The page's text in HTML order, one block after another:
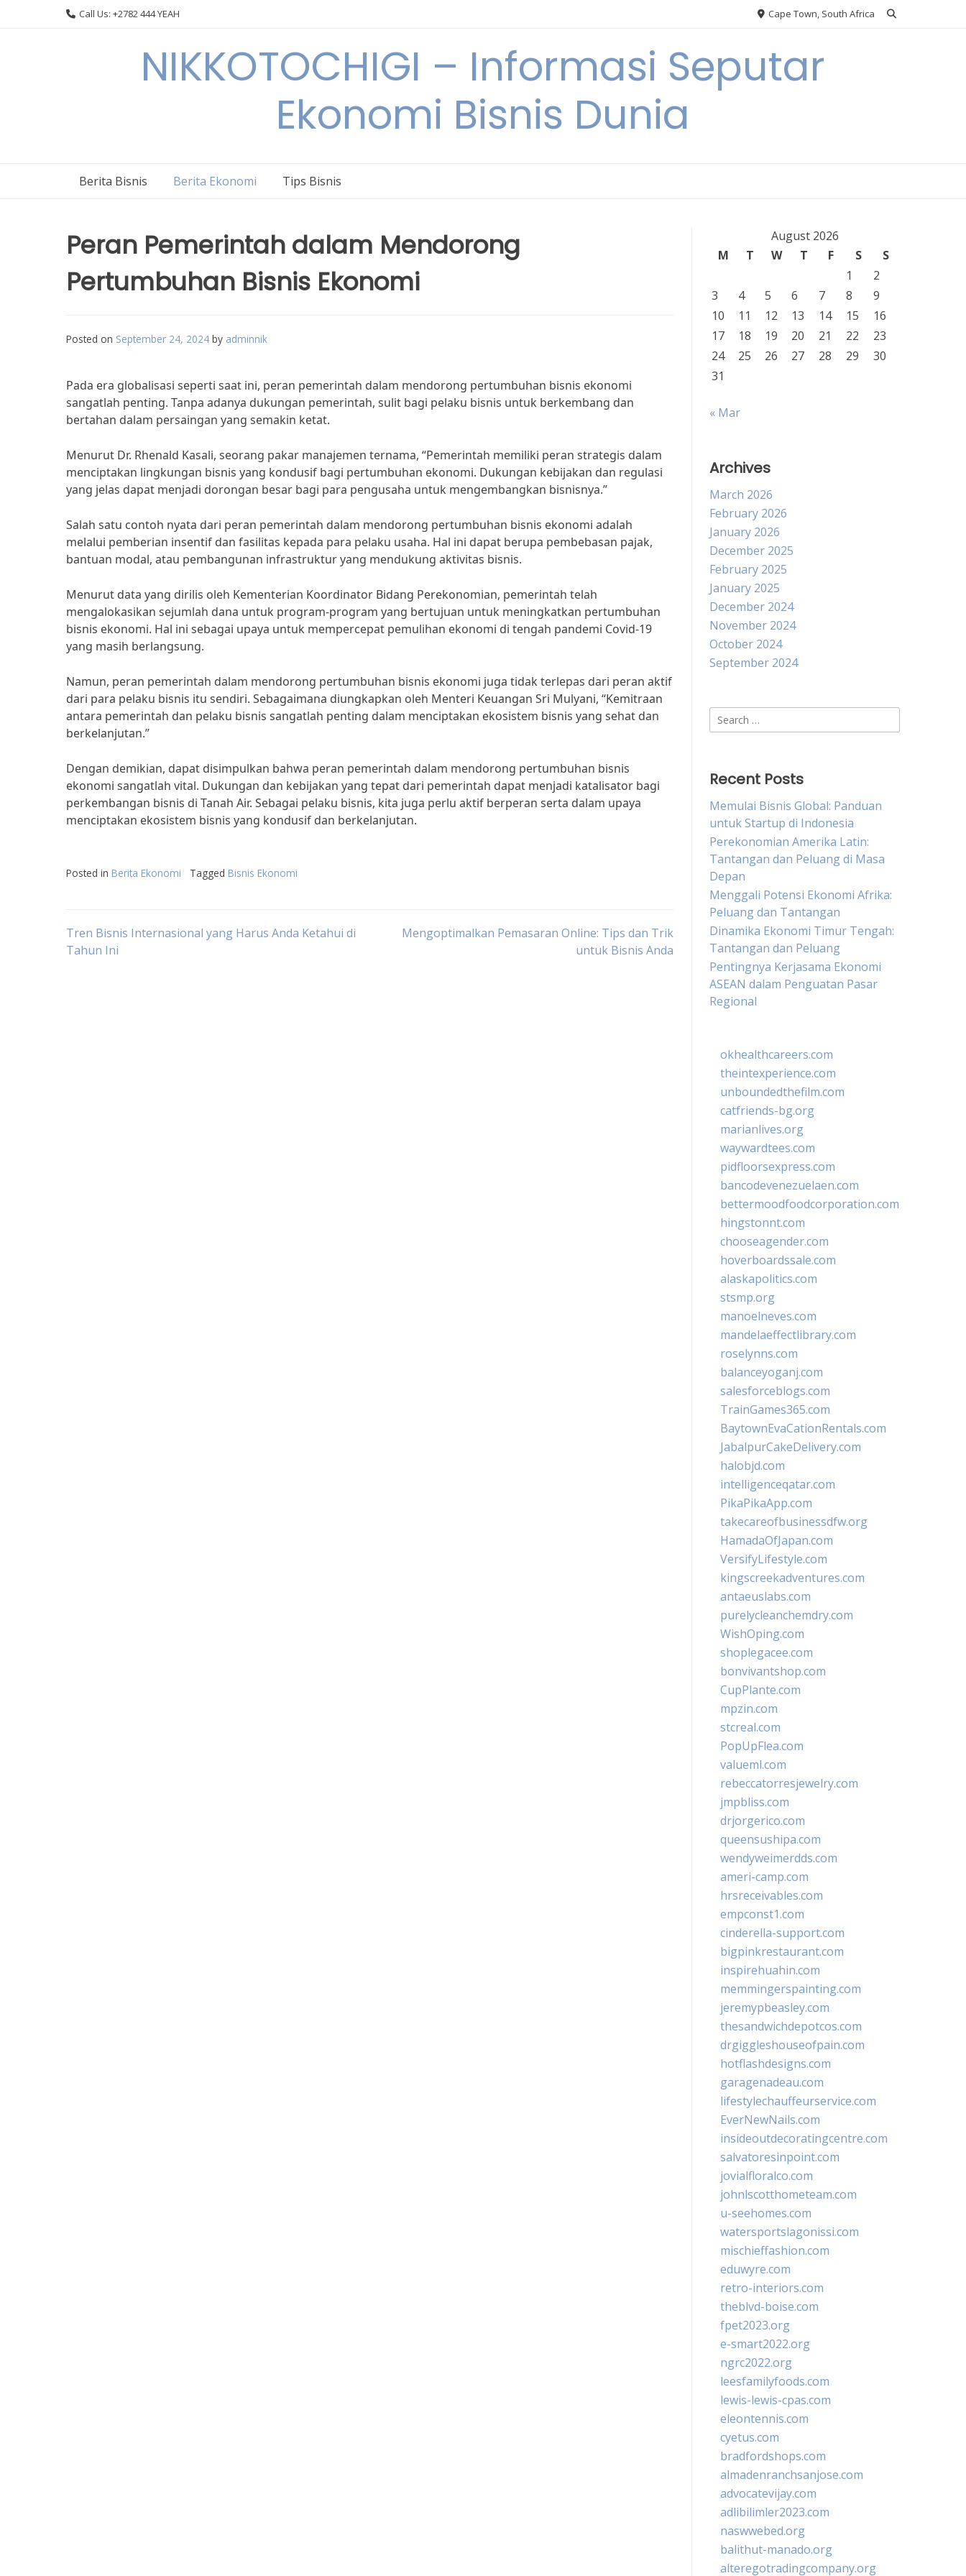
Call Us: +2782 444 YEAH Cape Town, South Africa
NIKKOTOCHIGI – Informasi Seputar
Ekonomi Bisnis Dunia
Berita Bisnis Berita Ekonomi Tips Bisnis
Peran Pemerintah dalam Mendorong
Pertumbuhan Bisnis Ekonomi
Posted on September 24, 2024 by adminnik
Pada era globalisasi seperti saat ini, peran pemerintah dalam mendorong pertumbuhan bisnis ekonomi
sangatlah penting. Tanpa adanya dukungan pemerintah, sulit bagi pelaku bisnis untuk berkembang dan
bertahan dalam persaingan yang semakin ketat.
Menurut Dr. Rhenald Kasali, seorang pakar manajemen ternama, “Pemerintah memiliki peran strategis dalam
menciptakan lingkungan bisnis yang kondusif bagi pertumbuhan ekonomi. Dukungan kebijakan dan regulasi
yang jelas dapat menjadi dorongan besar bagi para pengusaha untuk mengembangkan bisnisnya.”
Salah satu contoh nyata dari peran pemerintah dalam mendorong pertumbuhan bisnis ekonomi adalah
melalui pemberian insentif dan fasilitas kepada para pelaku usaha. Hal ini dapat berupa pembebasan pajak,
bantuan modal, atau pembangunan infrastruktur yang mendukung aktivitas bisnis.
Menurut data yang dirilis oleh Kementerian Koordinator Bidang Perekonomian, pemerintah telah
mengalokasikan sejumlah dana untuk program-program yang bertujuan untuk meningkatkan pertumbuhan
bisnis ekonomi. Hal ini sebagai upaya untuk mempercepat pemulihan ekonomi di tengah pandemi Covid-19
yang masih berlangsung.
Namun, peran pemerintah dalam mendorong pertumbuhan bisnis ekonomi juga tidak terlepas dari peran aktif
dari para pelaku bisnis itu sendiri. Sebagaimana diungkapkan oleh Menteri Keuangan Sri Mulyani, “Kemitraan
antara pemerintah dan pelaku bisnis sangatlah penting dalam menciptakan ekosistem bisnis yang sehat dan
berkelanjutan.”
Dengan demikian, dapat disimpulkan bahwa peran pemerintah dalam mendorong pertumbuhan bisnis
ekonomi sangatlah vital. Dukungan dan kebijakan yang tepat dari pemerintah dapat menjadi katalisator bagi
perkembangan bisnis di Tanah Air. Sebagai pelaku bisnis, kita juga perlu aktif berperan serta dalam upaya
menciptakan ekosistem bisnis yang kondusif dan berkelanjutan.
Posted in Berita Ekonomi Tagged Bisnis Ekonomi
Post
Tren Bisnis Internasional yang Harus Anda Ketahui di
Tahun Ini
Mengoptimalkan Pemasaran Online: Tips dan Trik
untuk Bisnis Anda
August 2026
M
T W T F S
S
1
2
3
4 5 6 7 8
9
10
11 12 13 14 15
16
17
18 19 20 21 22
23
24
25 26 27 28 29
30
31
« Mar
Archives
March 2026
February 2026
January 2026
December 2025
February 2025
January 2025
December 2024
November 2024
October 2024
September 2024
Search
for:
Recent Posts
Memulai Bisnis Global: Panduan
untuk Startup di Indonesia
Perekonomian Amerika Latin:
Tantangan dan Peluang di Masa
Depan
Menggali Potensi Ekonomi Afrika:
Peluang dan Tantangan
Dinamika Ekonomi Timur Tengah:
Tantangan dan Peluang
Pentingnya Kerjasama Ekonomi
ASEAN dalam Penguatan Pasar
Regional
okhealthcareers.com
theintexperience.com
unboundedthefilm.com
catfriends-bg.org
marianlives.org
waywardtees.com
pidfloorsexpress.com
bancodevenezuelaen.com
bettermoodfoodcorporation.com
hingstonnt.com
chooseagender.com
hoverboardssale.com
alaskapolitics.com
stsmp.org
manoelneves.com
mandelaeffectlibrary.com
roselynns.com
balanceyoganj.com
salesforceblogs.com
TrainGames365.com
BaytownEvaCationRentals.com
JabalpurCakeDelivery.com
halobjd.com
intelligenceqatar.com
PikaPikaApp.com
takecareofbusinessdfw.org
HamadaOfJapan.com
VersifyLifestyle.com
kingscreekadventures.com
antaeuslabs.com
purelycleanchemdry.com
WishOping.com
shoplegacee.com
bonvivantshop.com
CupPlante.com
mpzin.com
stcreal.com
PopUpFlea.com
valueml.com
rebeccatorresjewelry.com
jmpbliss.com
drjorgerico.com
queensushipa.com
wendyweimerdds.com
ameri-camp.com
hrsreceivables.com
empconst1.com
cinderella-support.com
bigpinkrestaurant.com
inspirehuahin.com
memmingerspainting.com
jeremypbeasley.com
thesandwichdepotcos.com
drgiggleshouseofpain.com
hotflashdesigns.com
garagenadeau.com
lifestylechauffeurservice.com
EverNewNails.com
insideoutdecoratingcentre.com
salvatoresinpoint.com
jovialfloralco.com
johnlscotthometeam.com
u-seehomes.com
watersportslagonissi.com
mischieffashion.com
eduwyre.com
retro-interiors.com
theblvd-boise.com
fpet2023.org
e-smart2022.org
ngrc2022.org
leesfamilyfoods.com
lewis-lewis-cpas.com
eleontennis.com
cyetus.com
bradfordshops.com
almadenranchsanjose.com
advocatevijay.com
adlibilimler2023.com
naswwebed.org
balithut-manado.org
alteregotradingcompany.org